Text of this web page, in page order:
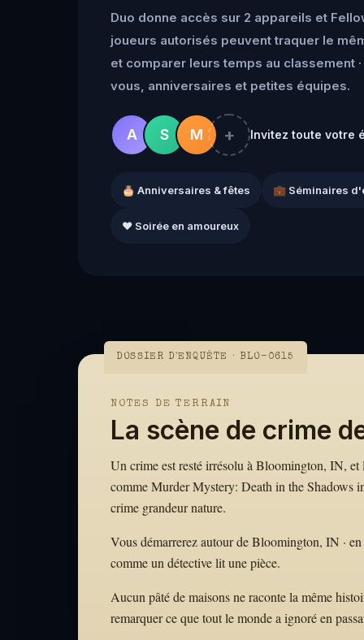
Duo donne accès sur 2 appareils et
joueurs autorisés peuvent traquer le
et comparer leurs temps au classement
vous, anniversaires et petites équipes.
A S M + Invitez toute votre
🎂 Anniversaires & fêtes 💼 Séminaires
❤️ Soirée en amoureux
DOSSIER D'ENQUÊTE · BLO-0615
NOTES DE TERRAIN
La scène de crime
Un crime est resté irrésolu à Bloomington, IN, et
comme Murder Mystery: Death in the Shadows
crime grandeur nature.
Vous démarrerez autour de Bloomington, IN ·
comme un détective lit une pièce.
Aucun pâté de maisons ne raconte la même
remarquer ce que tout le monde a ignoré en